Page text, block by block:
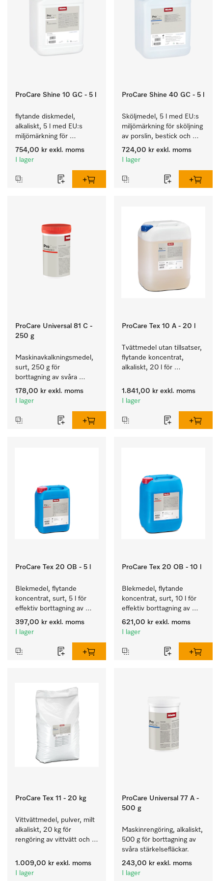
ProCare Shine 10 GC - 5 l
flytande diskmedel,
alkaliskt, 5 l med EU:s
miljömärkning för
rengöring av vardaglig
smuts på porslin, bestick
754,00 kr exkl. moms
I lager
ProCare Shine 40 GC - 5 l
Sköljmedel, 5 l med EU:s
miljömärkning för sköljning
av porslin, bestick och
glas.
724,00 kr exkl. moms
I lager
ProCare Universal 81 C -
250 g
Maskinavkalkningsmedel,
surt, 250 g för
borttagning av svåra
kalkavlagringar.
178,00 kr exkl. moms
I lager
ProCare Tex 10 A - 20 l
Tvättmedel utan tillsatser,
flytande koncentrat,
alkaliskt, 20 l för
färgäkta kulörtvätt.
1.841,00 kr exkl. moms
I lager
ProCare Tex 20 OB - 5 l
Blekmedel, flytande
koncentrat, surt, 5 l för
effektiv borttagning av
envisa fläckar.
397,00 kr exkl. moms
I lager
ProCare Tex 20 OB - 10 l
Blekmedel, flytande
koncentrat, surt, 10 l för
effektiv borttagning av
envisa fläckar.
621,00 kr exkl. moms
I lager
ProCare Tex 11 - 20 kg
Vittvättmedel, pulver, milt
alkaliskt, 20 kg för
rengöring av vittvätt och
1.009,00 kr exkl. moms
I lager
ProCare Universal 77 A -
500 g
Maskinrengöring, alkaliskt,
500 g för borttagning av
svåra stärkelsefläckar.
243,00 kr exkl. moms
I lager